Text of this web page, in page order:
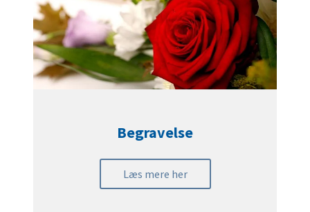
Begravelse
Læs mere her